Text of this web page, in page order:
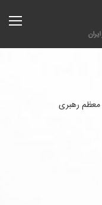
رهبری